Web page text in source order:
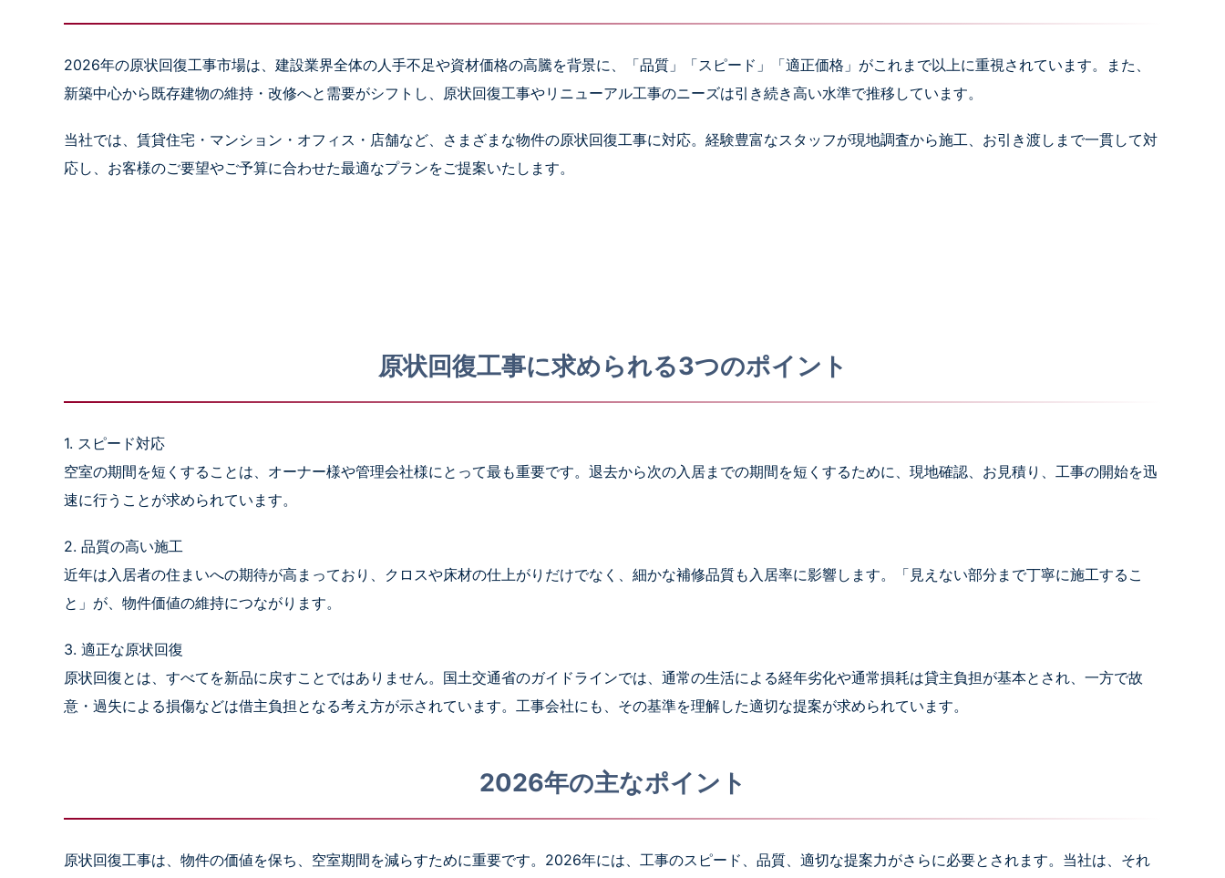
2026年の原状回復工事市場は、建設業界全体の人手不足や資材価格の高騰を背景に、「品質」「スピード」「適正価格」がこれまで以上に重視されています。また、
新築中心から既存建物の維持・改修へと需要がシフトし、原状回復工事やリニューアル工事のニーズは引き続き高い水準で推移しています。
当社では、賃貸住宅・マンション・オフィス・店舗など、さまざまな物件の原状回復工事に対応。経験豊富なスタッフが現地調査から施工、お引き渡しまで一貫して対
応し、お客様のご要望やご予算に合わせた最適なプランをご提案いたします。
原状回復工事に求められる3つのポイント
1. スピード対応
空室の期間を短くすることは、オーナー様や管理会社様にとって最も重要です。退去から次の入居までの期間を短くするために、現地確認、お見積り、工事の開始を迅
速に行うことが求められています。
2. 品質の高い施工
近年は入居者の住まいへの期待が高まっており、クロスや床材の仕上がりだけでなく、細かな補修品質も入居率に影響します。「見えない部分まで丁寧に施工するこ
と」が、物件価値の維持につながります。
3. 適正な原状回復
原状回復とは、すべてを新品に戻すことではありません。国土交通省のガイドラインでは、通常の生活による経年劣化や通常損耗は貸主負担が基本とされ、一方で故
意・過失による損傷などは借主負担となる考え方が示されています。工事会社にも、その基準を理解した適切な提案が求められています。
2026年の主なポイント
原状回復工事は、物件の価値を保ち、空室期間を減らすために重要です。2026年には、工事のスピード、品質、適切な提案力がさらに必要とされます。当社は、それ